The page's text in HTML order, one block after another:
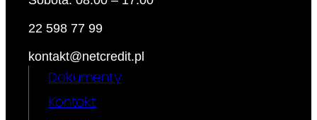
22 598 77 99
kontakt@netcredit.pl
Dokumenty
Kontakt